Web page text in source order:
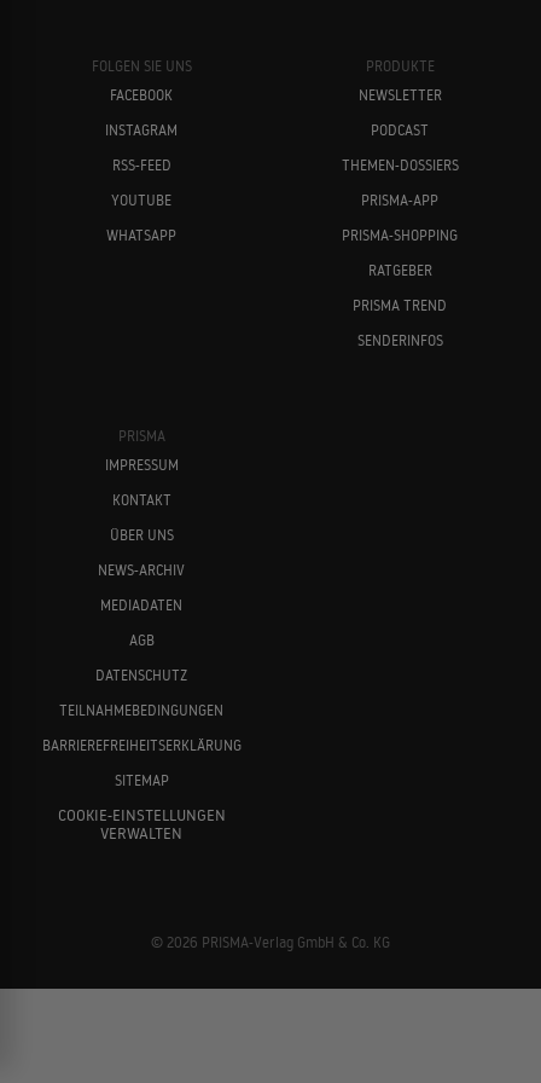
FOLGEN SIE UNS
FACEBOOK
INSTAGRAM
RSS-FEED
YOUTUBE
WHATSAPP
PRODUKTE
NEWSLETTER
PODCAST
THEMEN-DOSSIERS
PRISMA-APP
PRISMA-SHOPPING
RATGEBER
PRISMA TREND
SENDERINFOS
PRISMA
IMPRESSUM
KONTAKT
ÜBER UNS
NEWS-ARCHIV
MEDIADATEN
AGB
DATENSCHUTZ
TEILNAHMEBEDINGUNGEN
BARRIEREFREIHEITSERKLÄRUNG
SITEMAP
COOKIE-EINSTELLUNGEN
VERWALTEN
© 2026 PRISMA-Verlag GmbH & Co. KG